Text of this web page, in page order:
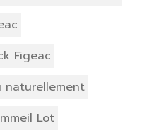
Figeac
naturellement
Lot